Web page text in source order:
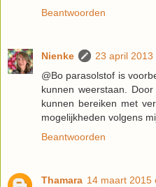
Beantwoorden
Nienke
23 april 2013
@Bo parasolstof is
kunnen weerstaan.
kunnen bereiken met
mogelijkheden volgens
Beantwoorden
Thamara 14 maart 2015